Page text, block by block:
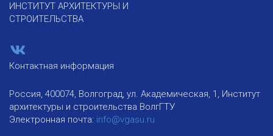
ИНСТИТУТ АРХИТЕКТУРЫ И
СТРОИТЕЛЬСТВА
Контактная информация
Россия, 400074, Волгоград, ул. Академическая, 1, Институт
архитектуры и строительства ВолгГТУ
Электронная почта: info@vgasu.ru